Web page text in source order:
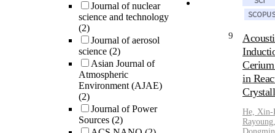
Journal of nuclear
science and technology
(2)
Journal of aerosol
science (2)
Asian Journal of
Atmospheric
Environment (AJAE)
(2)
Journal of Power
Sources (2)
9
in
He, Xin-
Rayoung,